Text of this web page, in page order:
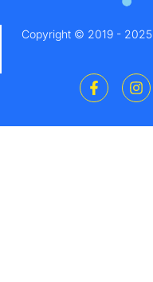
Copyright © 2019 -